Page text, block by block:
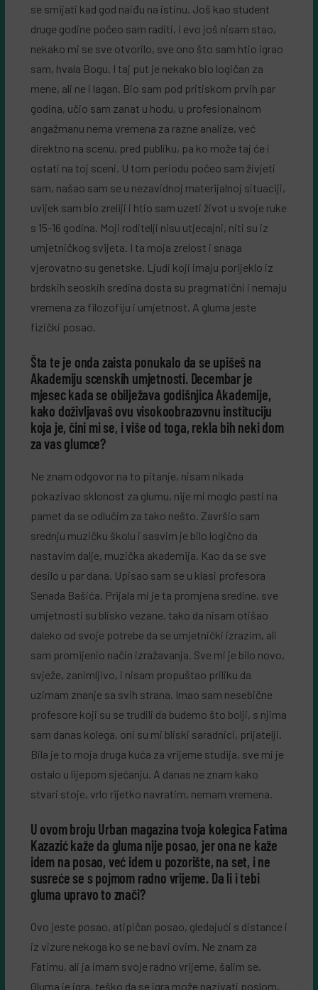
se smijati kad god naiđu na istinu. Još kao student
druge godine počeo sam raditi, i evo još nisam stao,
nekako mi se sve otvorilo, sve ono što sam htio igrao
sam, hvala Bogu. I taj put je nekako bio logičan za
mene, ali ne i lagan. Bio sam pod pritiskom prvih par
godina, učio sam zanat u hodu, u profesionalnom
angažmanu nema vremena za razne analize, već
direktno na scenu, pred publiku, pa ko može taj će i
ostati na toj sceni. U tom periodu počeo sam živjeti
sam, našao sam se u nezavidnoj materijalnoj situaciji,
uvijek sam bio zreliji i htio sam uzeti život u svoje ruke
s 15-16 godina. Moji roditelji nisu utjecajni, niti su iz
umjetničkog svijeta. I ta moja zrelost i snaga
vjerovatno su genetske. Ljudi koji imaju porijeklo iz
brdskih seoskih sredina dosta su pragmatični i nemaju
vremena za filozofiju i umjetnost. A gluma jeste
fizički posao.
Šta te je onda zaista ponukalo da se upišeš na
Akademiju scenskih umjetnosti. Decembar je
mjesec kada se obilježava godišnjica Akademije,
kako doživljavaš ovu visokoobrazovnu instituciju
koja je, čini mi se, i više od toga, rekla bih neki dom
za vas glumce?
Ne znam odgovor na to pitanje, nisam nikada
pokazivao sklonost za glumu, nije mi moglo pasti na
pamet da se odlučim za tako nešto. Završio sam
srednju muzičku školu i sasvim je bilo logično da
nastavim dalje, muzička akademija. Kao da se sve
desilo u par dana. Upisao sam se u klasi profesora
Senada Bašića. Prijala mi je ta promjena sredine, sve
umjetnosti su blisko vezane, tako da nisam otišao
daleko od svoje potrebe da se umjetnički izrazim, ali
sam promijenio način izražavanja. Sve mi je bilo novo,
svježe, zanimljivo, i nisam propuštao priliku da
uzimam znanje sa svih strana. Imao sam nesebične
profesore koji su se trudili da budemo što bolji, s njima
sam danas kolega, oni su mi bliski saradnici, prijatelji.
Bila je to moja druga kuća za vrijeme studija, sve mi je
ostalo u lijepom sjećanju. A danas ne znam kako
stvari stoje, vrlo rijetko navratim, nemam vremena.
U ovom broju Urban magazina tvoja kolegica Fatima
Kazazić kaže da gluma nije posao, jer ona ne kaže
idem na posao, već idem u pozorište, na set, i ne
susreće se s pojmom radno vrijeme. Da li i tebi
gluma upravo to znači?
Ovo jeste posao, atipičan posao, gledajući s distance i
iz vizure nekoga ko se ne bavi ovim. Ne znam za
Fatimu, ali ja imam svoje radno vrijeme, šalim se.
Gluma je igra, teško da se igra može nazivati poslom,